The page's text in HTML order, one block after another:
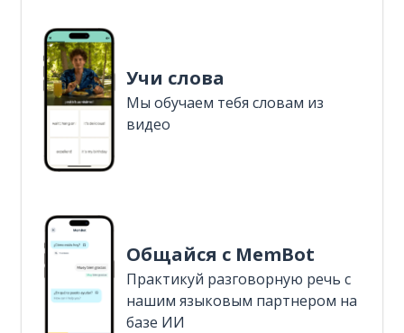
Учи слова
Мы обучаем тебя словам из
видео
Общайся с MemBot
Практикуй разговорную речь с
нашим языковым партнером на
базе ИИ